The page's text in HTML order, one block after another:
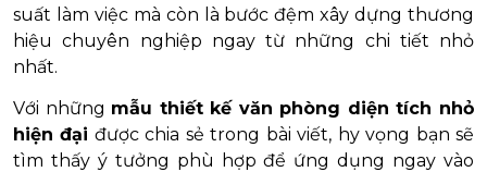
suất làm việc mà còn là bước đệm xây dựng thương
hiệu chuyên nghiệp ngay từ những chi tiết nhỏ
nhất.
Với những mẫu thiết kế văn phòng diện tích nhỏ
hiện đại được chia sẻ trong bài viết, hy vọng bạn sẽ
tìm thấy ý tưởng phù hợp để ứng dụng ngay vào